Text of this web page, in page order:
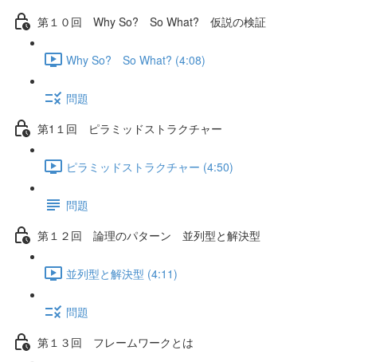
第１０回 Why So? So What? 仮説の検証
Why So? So What? (4:08)
問題
第1１回 ピラミッドストラクチャー
ピラミッドストラクチャー (4:50)
問題
第１２回 論理のパターン 並列型と解決型
並列型と解決型 (4:11)
問題
第１３回 フレームワークとは